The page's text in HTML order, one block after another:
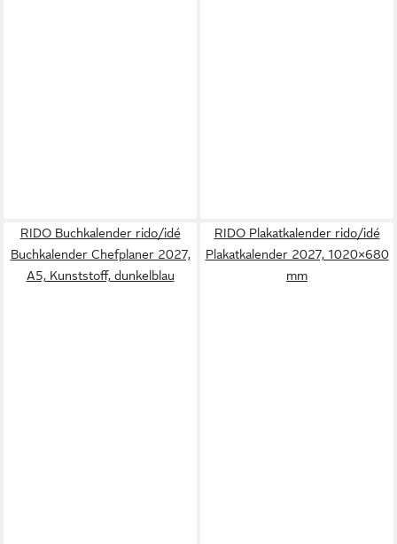
RIDO Buchkalender rido/idé
Buchkalender Chefplaner 2027,
A5, Kunststoff, dunkelblau
RIDO Plakatkalender rido/idé
Plakatkalender 2027, 1020×680
mm